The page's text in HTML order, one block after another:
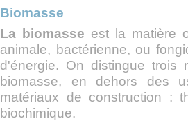
Biomasse
La biomasse est la matière
animale, bactérienne, ou
d'énergie. On distingue trois
biomasse, en dehors des
matériaux de construction :
biochimique.